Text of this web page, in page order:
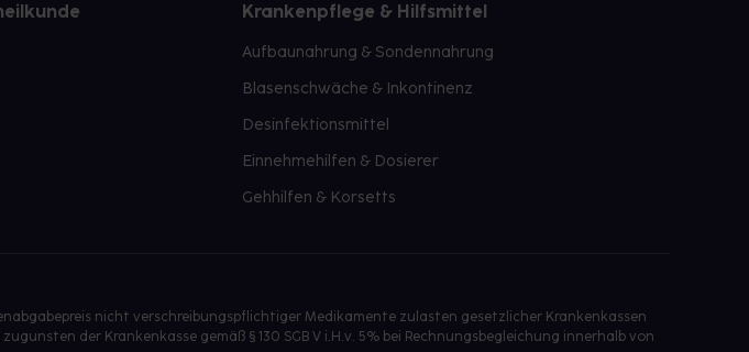
Krankenpflege & Hilfsmittel
Aufbaunahrung & Sondennahrung
Blasenschwäche & Inkontinenz
Desinfektionsmittel
Einnehmehilfen & Dosierer
Gehhilfen & Korsetts
nicht verschreibungspflichtiger Medikamente zulasten gesetzlicher Krankenkassen
der Krankenkasse gemäß § 130 SGB V i.H.v. 5% bei Rechnungsbegleichung innerhalb von